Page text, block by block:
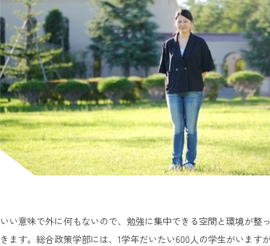
いい意味で外に何もないので、勉強に集中できる空間と環境が
きます。総合政策学部には、1学年だいたい600人の学生がいま